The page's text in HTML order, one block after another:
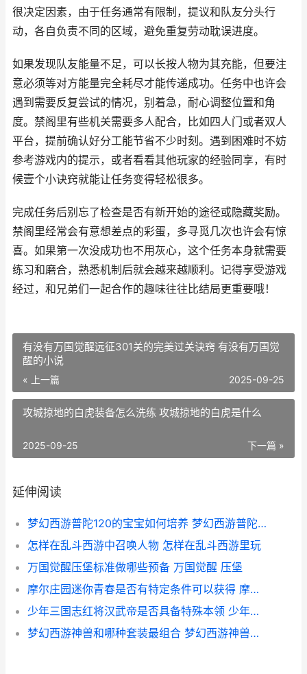
很决定因素，由于任务通常有限制，提议和队友分头行
动，各自负责不同的区域，避免重复劳动耽误进度。
如果发现队友能量不足，可以长按人物为其充能，但要注
意必须等对方能量完全耗尽才能传递成功。任务中也许会
遇到需要反复尝试的情况，别着急，耐心调整位置和角
度。禁阁里有些机关需要多人配合，比如四人门或者双人
平台，提前确认好分工能节省不少时刻。遇到困难时不妨
参考游戏内的提示，或者看看其他玩家的经验同享，有时
候壹个小诀窍就能让任务变得轻松很多。
完成任务后别忘了检查是否有新开始的途径或隐藏奖励。
禁阁里经常会有意想差点的彩蛋，多寻觅几次也许会有惊
喜。如果第一次没成功也不用灰心，这个任务本身就需要
练习和磨合，熟悉机制后就会越来越顺利。记得享受游戏
经过，和兄弟们一起合作的趣味往往比结局更重要哦！
有没有万国觉醒远征301关的完美过关诀窍 有没有万国觉
醒的小说
« 上一篇 2025-09-25
攻城掠地的白虎装备怎么洗练 攻城掠地的白虎是什么
下一篇 »
2025-09-25
延伸阅读
梦幻西游普陀120的宝宝如何培养 梦幻西游普陀129厉害吗
怎样在乱斗西游中召唤人物 怎样在乱斗西游里玩
万国觉醒压堡标准做哪些预备 万国觉醒 压堡
摩尔庄园迷你青春是否有特定条件可以获得 摩尔庄园迷你青春摩托车
少年三国志红将汉武帝是否具备特殊本领 少年三国志武将品质排名最新
梦幻西游神兽和哪种套装最组合 梦幻西游神兽哪个实用2021